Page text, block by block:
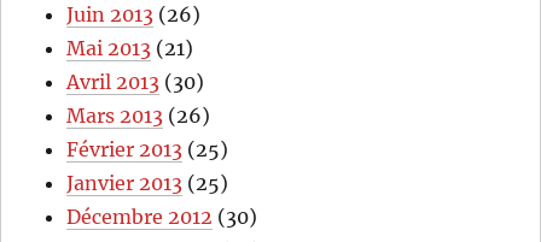
Juin 2013 (26)
Mai 2013 (21)
Avril 2013 (30)
Mars 2013 (26)
Février 2013 (25)
Janvier 2013 (25)
Décembre 2012 (30)